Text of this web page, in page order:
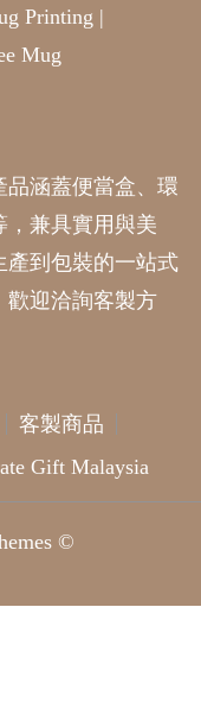
Printing |
Mug
涵蓋便當盒、環
，兼具實用與美
產到包裝的一站式
歡迎洽詢客製方
客製商品
Gift Malaysia
©